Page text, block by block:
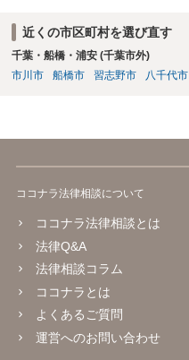
近くの市区町村を選び直す
千葉・船橋・浦安 (千葉市外)
市川市
船橋市 習志野市 八千代市
ココナラ法律相談について
ココナラ法律相談とは
法律Q&A
法律相談コラム
ココナラとは
よくあるご質問
運営へのお問い合わせ